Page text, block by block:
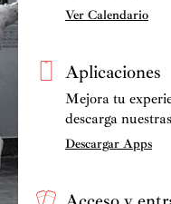
Ver Calendario
Aplicaciones
Mejora tu
descarga
Descargar Apps